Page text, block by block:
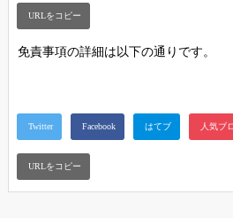
免責事項の詳細は以下の通りです。